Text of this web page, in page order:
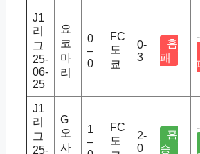
J1
리
그
25-
06-
25
요
코
마
리
0
–
0
FC
도
쿄
0-
3
홈
패
J1
리
그
25-
G
오
사
1
–
FC
도
2-
0
홈
승